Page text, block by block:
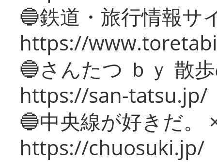
🔵鉄道・旅行情報サ
https://
🔵さんたつ ｂｙ 散
https://san-tatsu.jp/
🔵中央線が好きだ。
https://chuosuki.jp/